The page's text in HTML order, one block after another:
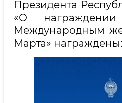
Президента
«О
Международным
Марта» награждены: